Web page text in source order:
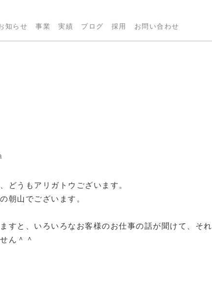
知らせ 事業 実績 ブログ 採用 お問い合わせ
どうもアリガトウございます。
朝山でございます。
すと、いろいろなお客様のお仕事の話が聞けて、それ
ん＾＾